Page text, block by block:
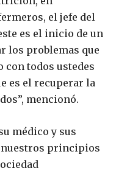
el jefe del
es el inicio de un
los problemas que
con todos ustedes
es el recuperar la
mencionó.
médico y sus
nuestros principios